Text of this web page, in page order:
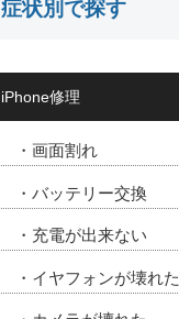
症状別で探す
iPhone修理
・画面割れ
・バッテリー交換
・充電が出来ない
・イヤフォンが壊れた